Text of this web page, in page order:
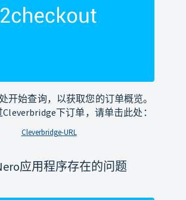
开始查询，以获取您的订单概览。
下订单，请单击此处：
Cleverbridge-URL
应用程序存在的问题